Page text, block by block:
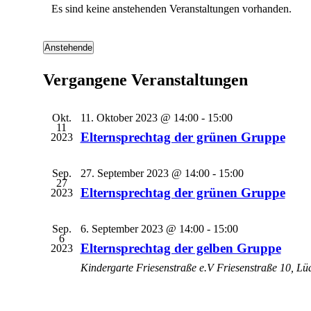
Es sind keine anstehenden Veranstaltungen vorhanden.
Anstehende
wählen.
Vergangene Veranstaltungen
Okt.
11
2023
11. Oktober 2023 @ 14:00- 15:00
Elternsprechtag der grünen Gruppe
Sep.
27
2023
27. September 2023 @ 14:00- 15:00
Elternsprechtag der grünen Gruppe
Sep.
6
2023
6. September 2023 @ 14:00- 15:00
Elternsprechtag der gelben Gruppe
Kindergarte Friesenstraße e.VFriesenstraße 10,